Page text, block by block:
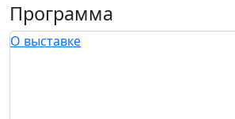
Программа
О выставке